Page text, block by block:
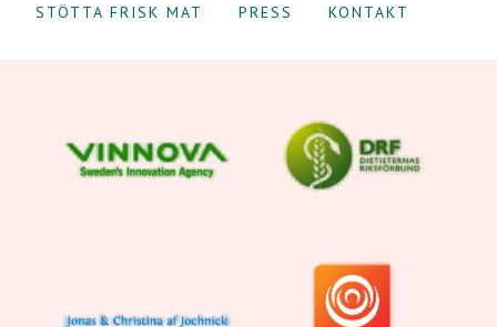
STÖTTA FRISK MAT PRESS KONTAKT